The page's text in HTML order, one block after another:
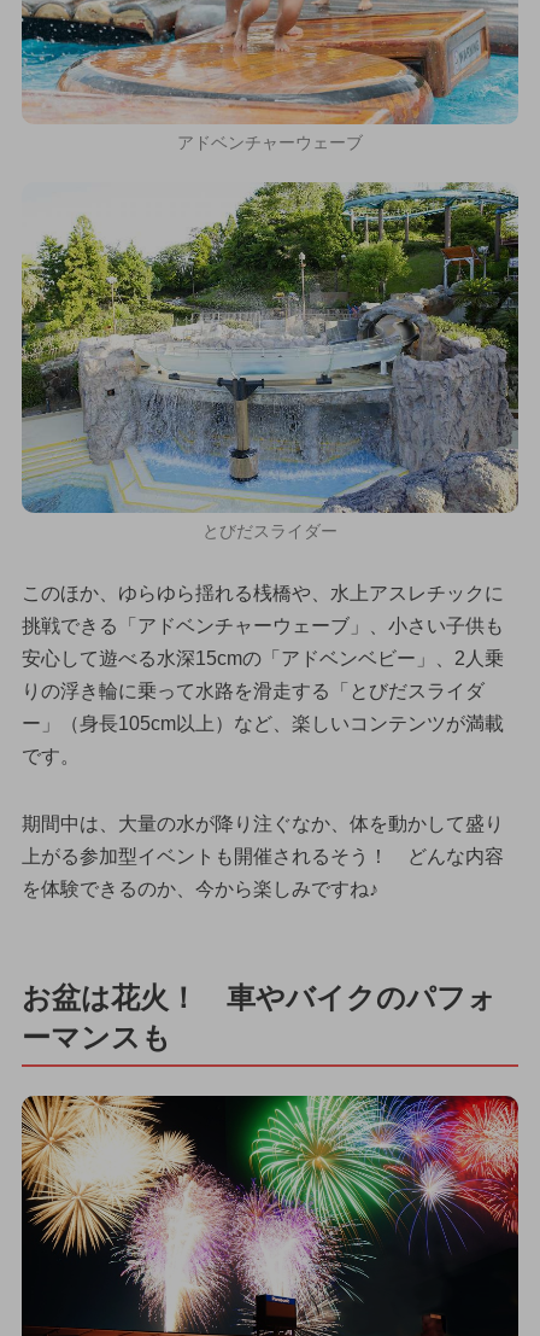
アドベンチャーウェーブ
とびだスライダー
このほか、ゆらゆら揺れる桟橋や、水上アスレチックに
挑戦できる「アドベンチャーウェーブ」、小さい子供も
安心して遊べる水深15cmの「アドベンベビー」、2人乗
りの浮き輪に乗って水路を滑走する「とびだスライダ
ー」（身長105cm以上）など、楽しいコンテンツが満載
です。
期間中は、大量の水が降り注ぐなか、体を動かして盛り
上がる参加型イベントも開催されるそう！ どんな内容
を体験できるのか、今から楽しみですね♪
お盆は花火！ 車やバイクのパフォ
ーマンスも